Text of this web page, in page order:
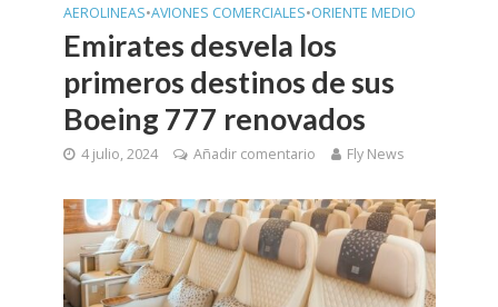
AEROLINEAS•AVIONES COMERCIALES•ORIENTE MEDIO
Emirates desvela los
primeros destinos de sus
Boeing 777 renovados
4 julio, 2024 Añadir comentario Fly News